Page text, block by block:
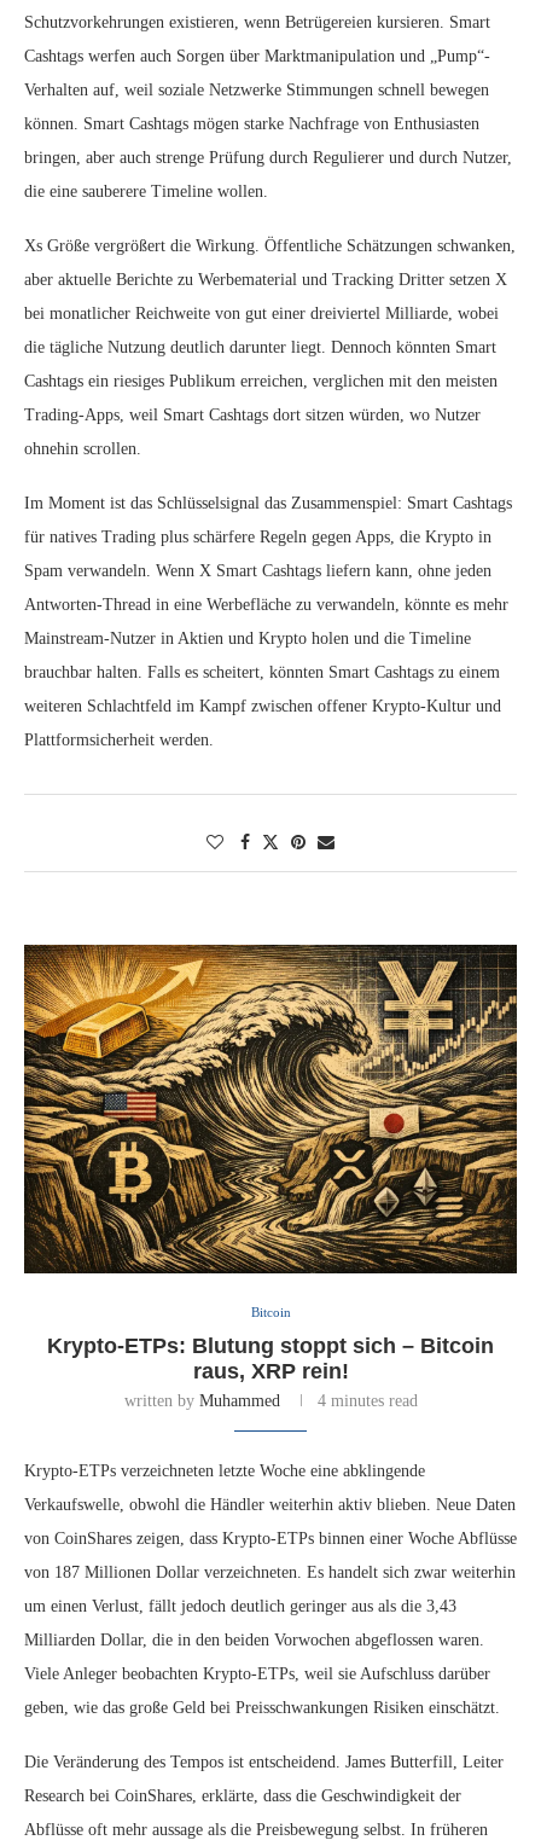
Schutzvorkehrungen existieren, wenn Betrügereien kursieren. Smart
Cashtags werfen auch Sorgen über Marktmanipulation und „Pump“-
Verhalten auf, weil soziale Netzwerke Stimmungen schnell bewegen
können. Smart Cashtags mögen starke Nachfrage von Enthusiasten
bringen, aber auch strenge Prüfung durch Regulierer und durch Nutzer,
die eine sauberere Timeline wollen.
Xs Größe vergrößert die Wirkung. Öffentliche Schätzungen schwanken,
aber aktuelle Berichte zu Werbematerial und Tracking Dritter setzen X
bei monatlicher Reichweite von gut einer dreiviertel Milliarde, wobei
die tägliche Nutzung deutlich darunter liegt. Dennoch könnten Smart
Cashtags ein riesiges Publikum erreichen, verglichen mit den meisten
Trading-Apps, weil Smart Cashtags dort sitzen würden, wo Nutzer
ohnehin scrollen.
Im Moment ist das Schlüsselsignal das Zusammenspiel: Smart Cashtags
für natives Trading plus schärfere Regeln gegen Apps, die Krypto in
Spam verwandeln. Wenn X Smart Cashtags liefern kann, ohne jeden
Antworten-Thread in eine Werbefläche zu verwandeln, könnte es mehr
Mainstream-Nutzer in Aktien und Krypto holen und die Timeline
brauchbar halten. Falls es scheitert, könnten Smart Cashtags zu einem
weiteren Schlachtfeld im Kampf zwischen offener Krypto-Kultur und
Plattformsicherheit werden.
Bitcoin
Krypto-ETPs: Blutung stoppt sich – Bitcoin
raus, XRP rein!
written by Muhammed 4 minutes read
Krypto-ETPs verzeichneten letzte Woche eine abklingende
Verkaufswelle, obwohl die Händler weiterhin aktiv blieben. Neue Daten
von CoinShares zeigen, dass Krypto-ETPs binnen einer Woche Abflüsse
von 187 Millionen Dollar verzeichneten. Es handelt sich zwar weiterhin
um einen Verlust, fällt jedoch deutlich geringer aus als die 3,43
Milliarden Dollar, die in den beiden Vorwochen abgeflossen waren.
Viele Anleger beobachten Krypto-ETPs, weil sie Aufschluss darüber
geben, wie das große Geld bei Preisschwankungen Risiken einschätzt.
Die Veränderung des Tempos ist entscheidend. James Butterfill, Leiter
Research bei CoinShares, erklärte, dass die Geschwindigkeit der
Abflüsse oft mehr aussage als die Preisbewegung selbst. In früheren